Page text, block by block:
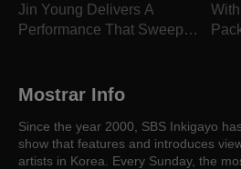
Jin Young Delivers A
Performance That Sweeps
Mostrar Info
Since the year 2000, SBS Inkigayo
show that features and introduces
artists in Korea. Every Sunday, the